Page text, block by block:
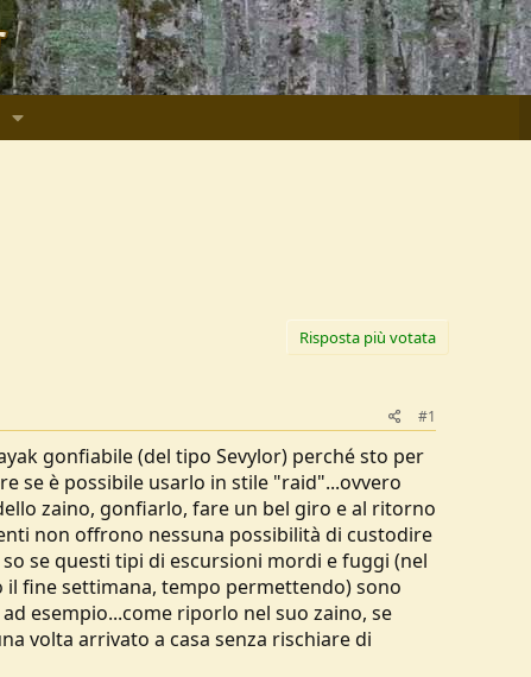
Risposta più votata
#1
gonfiabile (del tipo Sevylor) perché sto per
se è possibile usarlo in stile "raid"...ovvero
zaino, gonfiarlo, fare un bel giro e al ritorno
non offrono nessuna possibilità di custodire
se questi tipi di escursioni mordi e fuggi (nel
fine settimana, tempo permettendo) sono
esempio...come riporlo nel suo zaino, se
volta arrivato a casa senza rischiare di